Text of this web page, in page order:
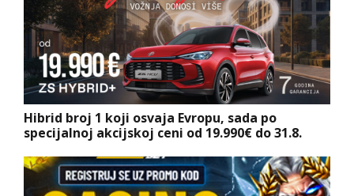
Hibrid broj 1 koji osvaja Evropu, sada po
specijalnoj akcijskoj ceni od 19.990€ do 31.8.